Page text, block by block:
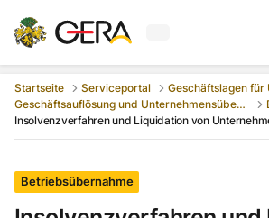
Aktuelles Wetter
Startseite Serviceportal
Geschäftslagen für
Geschäftsauflösung und Unternehmensübergang
Insolvenzverfahren und Liquidation von
Betriebsübernahme